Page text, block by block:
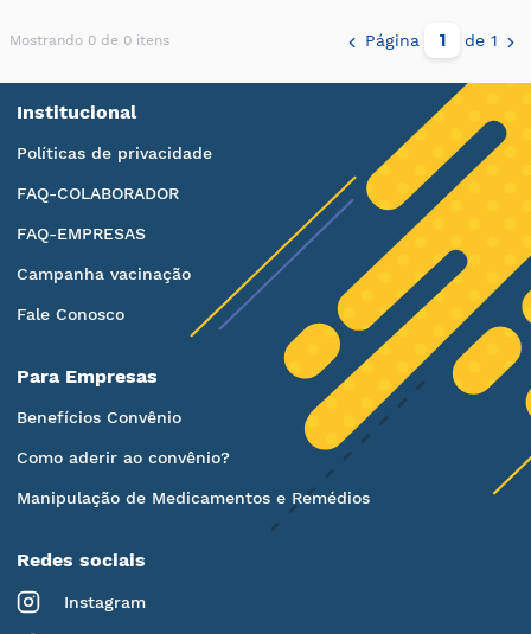
Mostrando 0 de 0 itens Página de 1
Institucional
Políticas de privacidade
FAQ-COLABORADOR
FAQ-EMPRESAS
Campanha vacinação
Fale Conosco
Para Empresas
Benefícios Convênio
Como aderir ao convênio?
Manipulação de Medicamentos e Remédios
Redes sociais
Instagram